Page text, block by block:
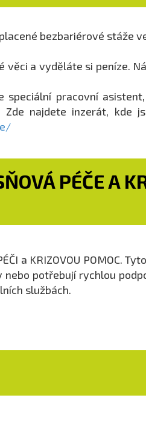
bezbariérové stáže
věci a vyděláte si peníze.
speciální pracovní
najdete inzerát, kde
PÉČE A
a KRIZOVOU POMOC.
potřebují rychlou
službách.